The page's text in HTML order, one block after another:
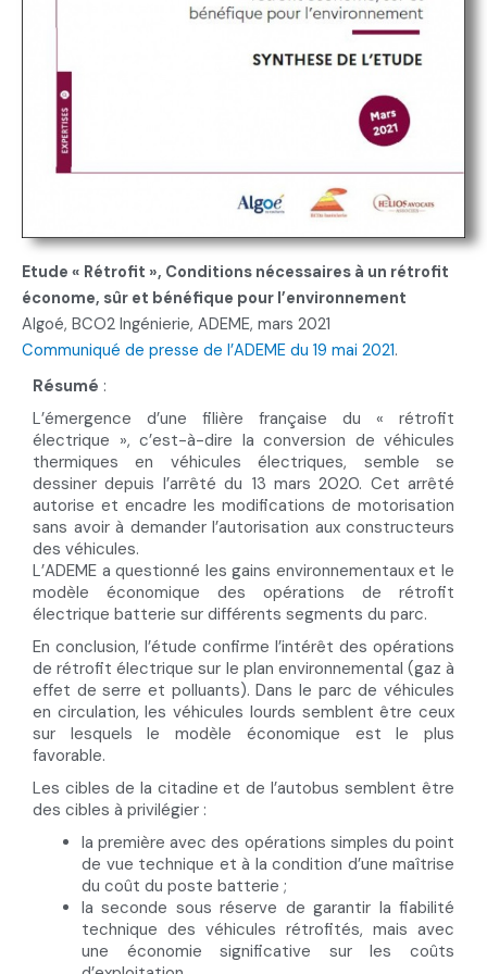
Etude « Rétrofit », Conditions nécessaires à un rétrofit
économe, sûr et bénéfique pour l’environnement
Algoé, BCO2 Ingénierie, ADEME, mars 2021
Communiqué de presse de l’ADEME du 19 mai 2021.
Résumé :
L’émergence d’une filière française du « rétrofit
électrique », c’est-à-dire la conversion de véhicules
thermiques en véhicules électriques, semble se
dessiner depuis l’arrêté du 13 mars 2020. Cet arrêté
autorise et encadre les modifications de motorisation
sans avoir à demander l’autorisation aux constructeurs
des véhicules.
L’ADEME a questionné les gains environnementaux et le
modèle économique des opérations de rétrofit
électrique batterie sur différents segments du parc.
En conclusion, l’étude confirme l’intérêt des opérations
de rétrofit électrique sur le plan environnemental (gaz à
effet de serre et polluants). Dans le parc de véhicules
en circulation, les véhicules lourds semblent être ceux
sur lesquels le modèle économique est le plus
favorable.
Les cibles de la citadine et de l’autobus semblent être
des cibles à privilégier :
la première avec des opérations simples du point
de vue technique et à la condition d’une maîtrise
du coût du poste batterie ;
la seconde sous réserve de garantir la fiabilité
technique des véhicules rétrofités, mais avec
une économie significative sur les coûts